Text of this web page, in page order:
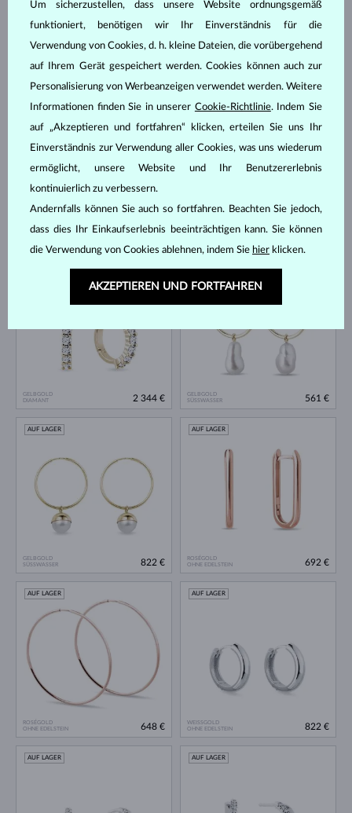
ROSÉGOLD
648 €
GELBGOLD
692 €
ROSÉGOLD
AUF LAGER
387 €
ROSÉGOLD
OHNE EDELSTEIN
AUF LAGER
779 €
GELBGOLD
DIAMANT
2 344 €
GELBGOLD
SÜSSWASSER
561 €
GELBGOLD
SÜSSWASSER
AUF LAGER
822 €
ROSÉGOLD
OHNE EDELSTEIN
AUF LAGER
692 €
ROSÉGOLD
OHNE EDELSTEIN
AUF LAGER
648 €
WEISSGOLD
OHNE EDELSTEIN
AUF LAGER
822 €
AUF LAGER AUF LAGER
Um sicherzustellen, dass unsere Website ordnungsgemäß
funktioniert, benötigen wir Ihr Einverständnis für die
Verwendung von Cookies, d. h. kleine Dateien, die vorübergehend
auf Ihrem Gerät gespeichert werden. Cookies können auch zur
Personalisierung von Werbeanzeigen verwendet werden. Weitere
Informationen finden Sie in unserer Cookie-Richtlinie. Indem Sie
auf „Akzeptieren und fortfahren“ klicken, erteilen Sie uns Ihr
Einverständnis zur Verwendung aller Cookies, was uns wiederum
ermöglicht, unsere Website und Ihr Benutzererlebnis
kontinuierlich zu verbessern.
Andernfalls können Sie auch so fortfahren. Beachten Sie jedoch,
dass dies Ihr Einkaufserlebnis beeinträchtigen kann. Sie können
die Verwendung von Cookies ablehnen, indem Sie hier klicken.
AKZEPTIEREN UND FORTFAHREN